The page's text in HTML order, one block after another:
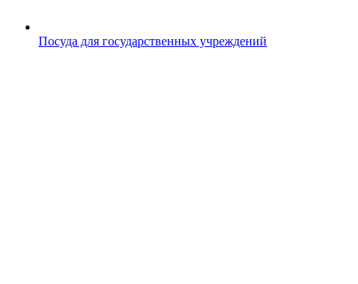
Посуда для государственных учреждений